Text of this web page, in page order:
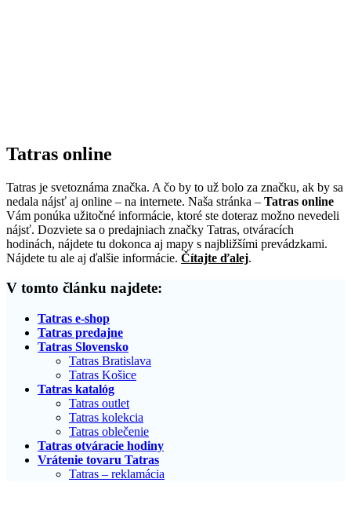
Tatras online
Tatras je svetoznáma značka. A čo by to už bolo za značku, ak by sa
nedala nájsť aj online – na internete. Naša stránka – Tatras online
Vám ponúka užitočné informácie, ktoré ste doteraz možno nevedeli
nájsť. Dozviete sa o predajniach značky Tatras, otváracích
hodinách, nájdete tu dokonca aj mapy s najbližšími prevádzkami.
Nájdete tu ale aj ďalšie informácie. Čítajte ďalej.
V tomto článku najdete:
Tatras e-shop
Tatras predajne
Tatras Slovensko
Tatras Bratislava
Tatras Košice
Tatras katalóg
Tatras outlet
Tatras kolekcia
Tatras oblečenie
Tatras otváracie hodiny
Vrátenie tovaru Tatras
Tatras – reklamácia